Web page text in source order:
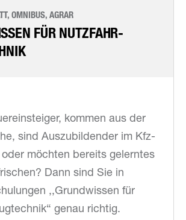
OMNIBUS, AGRAR
FÜR NUTZFAHR­
kommen aus der
sind Auszubildender im Kfz-
möchten bereits gelerntes
Dann sind Sie in
,,Grundwissen für
genau richtig.